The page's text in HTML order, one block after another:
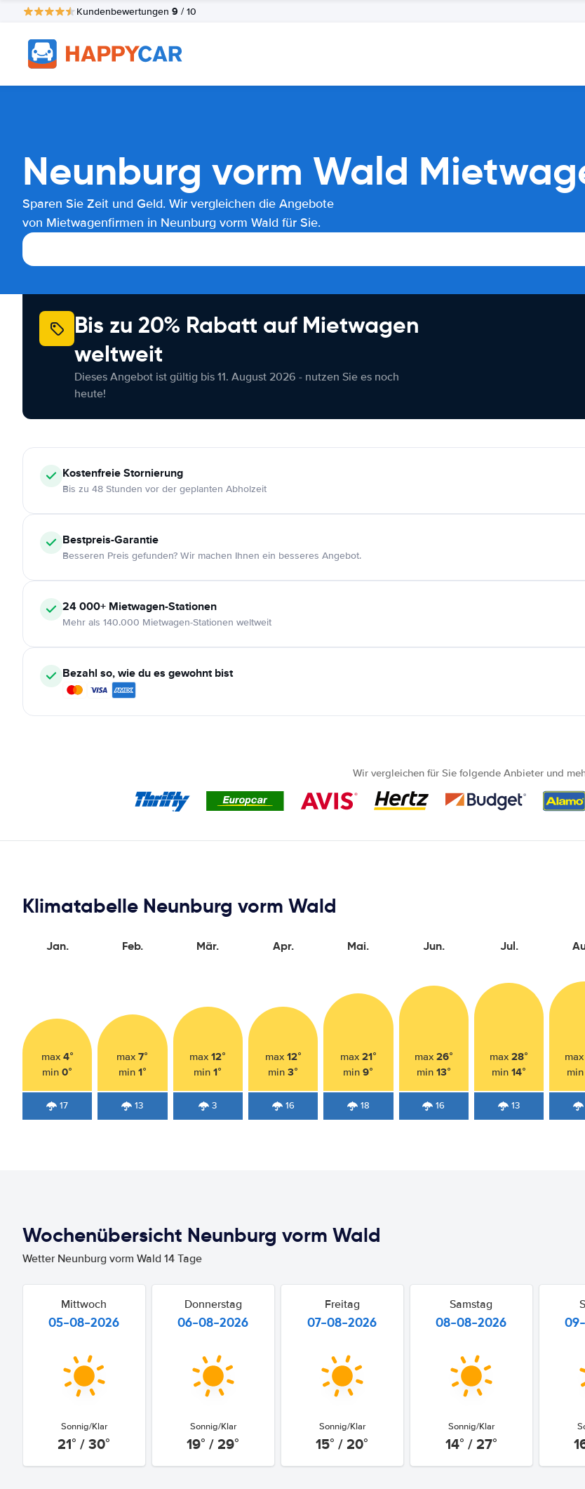
Kundenbewertungen 9 / 10
Neunburg vorm Wald
Sparen Sie Zeit und Geld. Wir vergleichen die Angebote
von Mietwagenfirmen in Neunburg vorm Wald für Sie.
Bis zu 20% Rabatt auf Mietwagen
weltweit
Dieses Angebot ist gültig bis 11. August 2026 - nutzen Sie es noch
heute!
KostenfreieStornierung
Bis zu 48 Stunden vor der geplanten Abholzeit
Bestpreis-Garantie
Besseren Preis gefunden? Wir machen Ihnen ein besseres Angebot.
24 000+ Mietwagen-Stationen
Mehr als 140.000 Mietwagen-Stationen weltweit
Bezahl so, wie du es gewohnt bist
Wir vergleichen für Sie folgende Anbieter und
Klimatabelle Neunburg vorm Wald
Jan.
max 4°
min0°
17
Feb.
max7°
min 1°
13
Mär.
max12°
min1°
3
Apr.
max 12°
min3°
16
Mai.
max 21°
min9°
18
Jun.
max 26°
min 13°
16
Jul.
max28°
min14°
13
Wochenübersicht Neunburg vorm Wald
Wetter Neunburg vorm Wald 14 Tage
Mittwoch
05-08-2026
Sonnig/Klar
21° / 30°
Donnerstag
06-08-2026
Sonnig/Klar
19° / 29°
Freitag
07-08-2026
Sonnig/Klar
15° / 20°
Samstag
08-08-2026
Sonnig/Klar
14° / 27°